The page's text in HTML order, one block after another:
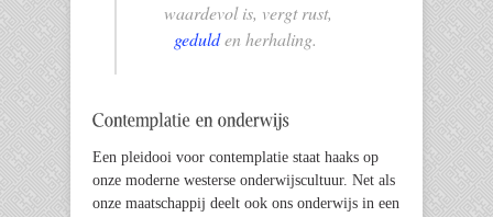
waardevol is, vergt rust,
gedulden herhaling.
Een pleidooi voor contemplatie staat haaks op
onze moderne westerse onderwijscultuur. Net als
onze maatschappij deelt ook ons onderwijs in een